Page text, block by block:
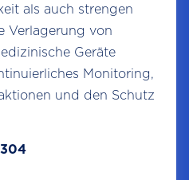
als auch strengen
Verlagerung von
Geräte
Monitoring,
und den Schutz